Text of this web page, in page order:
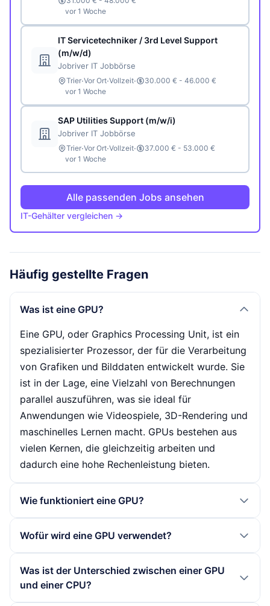
vor 1 Woche
IT Servicetechniker / 3rd Level Support
(m/w/d)
Jobriver IT Jobbörse
Trier·Vor Ort·Vollzeit·
30.000 € - 46.000 €
vor 1 Woche
SAP Utilities Support (m/w/i)
Jobriver IT Jobbörse
Trier·Vor Ort·Vollzeit·
37.000 € - 53.000 €
vor 1 Woche
Alle passenden Jobs ansehen
IT-Gehälter vergleichen →
Häufig gestellte Fragen
Was ist eine GPU?
Eine GPU, oder Graphics Processing Unit, ist ein
spezialisierter Prozessor, der für die Verarbeitung
von Grafiken und Bilddaten entwickelt wurde. Sie
ist in der Lage, eine Vielzahl von Berechnungen
parallel auszuführen, was sie ideal für
Anwendungen wie Videospiele, 3D-Rendering und
maschinelles Lernen macht. GPUs bestehen aus
vielen Kernen, die gleichzeitig arbeiten und
dadurch eine hohe Rechenleistung bieten.
Wie funktioniert eine GPU?
Verarbeitung von Daten. Sie nutzt eine
gleichzeitig zu bearbeiten. Dies geschieht durch
eine Vielzahl von Recheneinheiten, die simultan
Wofür wird eine GPU verwendet?
Bereichen, darunter Gaming, maschinelles Lernen,
KI-Training, CAD (Computer-Aided Design), 3D-
Was ist der Unterschied zwischen einer GPU
und einer CPU?